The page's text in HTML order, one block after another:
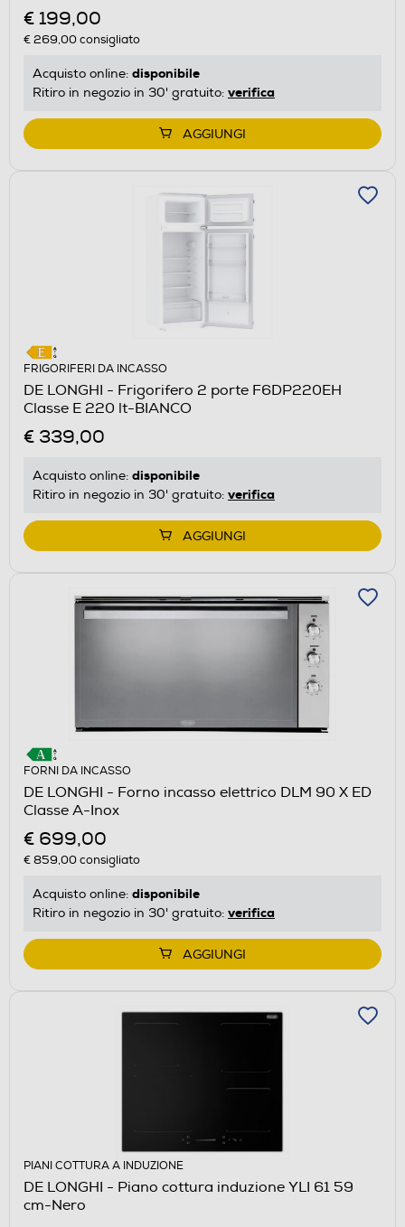
€ 199,00
€ 269,00consigliato
Acquisto online: disponibile
Ritiro in negozio in 30' gratuito: verifica
AGGIUNGI
FRIGORIFERI DA INCASSO
DE LONGHI - Frigorifero 2 porte F6DP220EH
Classe E 220 lt-BIANCO
€ 339,00
Acquisto online: disponibile
Ritiro in negozio in 30' gratuito: verifica
AGGIUNGI
FORNI DA INCASSO
DE LONGHI - Forno incasso elettrico DLM 90 X ED
Classe A-Inox
€ 699,00
€ 859,00consigliato
Acquisto online: disponibile
Ritiro in negozio in 30' gratuito: verifica
AGGIUNGI
PIANI COTTURA A INDUZIONE
DE LONGHI - Piano cottura induzione YLI 61 59
cm-Nero